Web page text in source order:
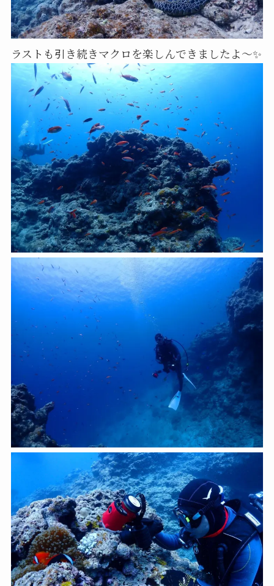
ラストも引き続きマクロを楽しんできましたよ～✨